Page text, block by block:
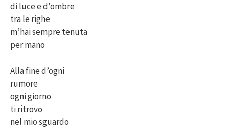
di luce e d’ombre
tra le righe
m’hai sempre tenuta
per mano
Alla fine d’ogni
rumore
ogni giorno
ti ritrovo
nel mio sguardo